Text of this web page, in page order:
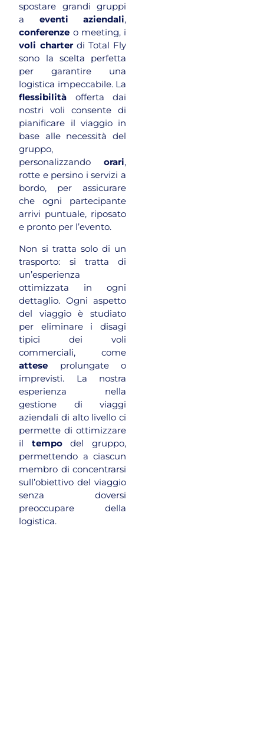
spostare grandi gruppi
a eventi aziendali,
conferenze o meeting, i
voli charterdi Total Fly
sono la scelta perfetta
per garantire una
logistica impeccabile. La
flessibilità offerta dai
nostri voli consente di
pianificare il viaggio in
base alle necessità del
gruppo,
personalizzando orari,
rotte e persino i servizi a
bordo, per assicurare
che ogni partecipante
arrivi puntuale, riposato
e pronto per l’evento.
Non si tratta solo di un
trasporto: si tratta di
un’esperienza
ottimizzata in ogni
dettaglio. Ogni aspetto
del viaggio è studiato
per eliminare i disagi
tipici dei voli
commerciali, come
attese prolungate o
imprevisti. La nostra
esperienza nella
gestione di viaggi
aziendali di alto livello ci
permette di ottimizzare
il tempodel gruppo,
permettendo a ciascun
membro di concentrarsi
sull’obiettivo del viaggio
senza doversi
preoccupare della
logistica.